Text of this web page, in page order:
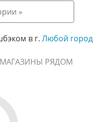
»
в г. Любой город
МАГАЗИНЫ РЯДОМ